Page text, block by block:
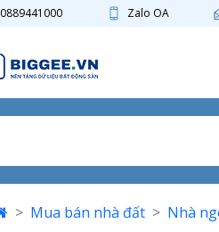
0889441000 Zalo OA
Mua bán nhà đất Nhà